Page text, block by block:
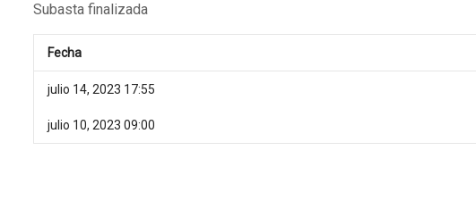
Subasta finalizada
Fecha
julio 14, 2023 17:55
julio 10, 2023 09:00